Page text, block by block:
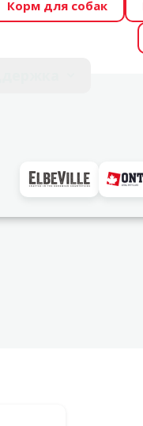
Весь месяц
Фотоконкурс
Корм для собак